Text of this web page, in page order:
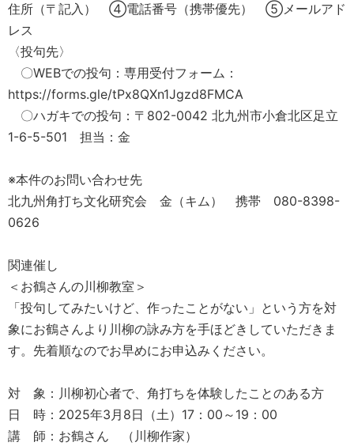
住所（〒記入） ④電話番号（携帯優先） ⑤メールアド
レス
〈投句先〉
〇WEBでの投句：専用受付フォーム：
https://forms.gle/tPx8QXn1Jgzd8FMCA
〇ハガキでの投句：〒802-0042 北九州市小倉北区足立
1-6-5-501 担当：金
※本件のお問い合わせ先
北九州角打ち文化研究会 金（キム） 携帯 080-8398-
0626
関連催し
＜お鶴さんの川柳教室＞
「投句してみたいけど、作ったことがない」という方を対
象にお鶴さんより川柳の詠み方を手ほどきしていただきま
す。先着順なのでお早めにお申込みください。
対 象：川柳初心者で、角打ちを体験したことのある方
日 時：2025年3月8日（土）17：00～19：00
講 師：お鶴さん （川柳作家）